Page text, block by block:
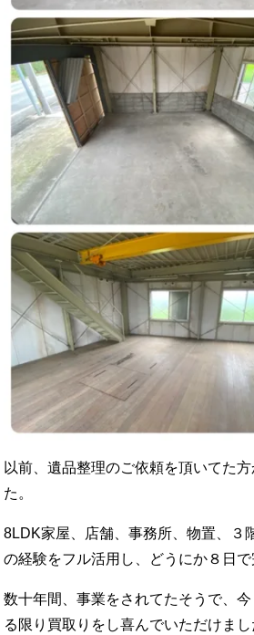
以前、遺品整理のご依頼を頂いてた
た。
8LDK家屋、店舗、事務所、物置、３
の経験をフル活用し、どうにか８日で
数十年間、事業をされてたそうで、
る限り買取りをし喜んでいただけまし